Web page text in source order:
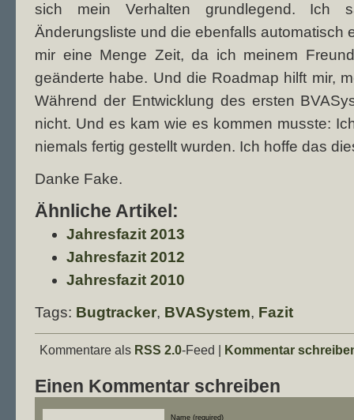
sich mein Verhalten grundlegend. Ich
Änderungsliste und die ebenfalls automatisch
mir eine Menge Zeit, da ich meinem
geänderte habe. Und die Roadmap hilft mir,
Während der Entwicklung des ersten
nicht. Und es kam wie es kommen musste:
niemals fertig gestellt wurden. Ich hoffe das
Danke Fake.
Ähnliche Artikel:
Jahresfazit 2013
Jahresfazit 2012
Jahresfazit 2010
Tags: Bugtracker, BVASystem, Fazit
Kommentare als RSS 2.0-Feed | Kommentar
Einen Kommentar schreiben
Name (required)